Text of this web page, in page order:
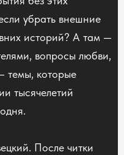
убрать внешние
историй? А там —
вопросы любви,
темы, которые
тысячелетий
После читки